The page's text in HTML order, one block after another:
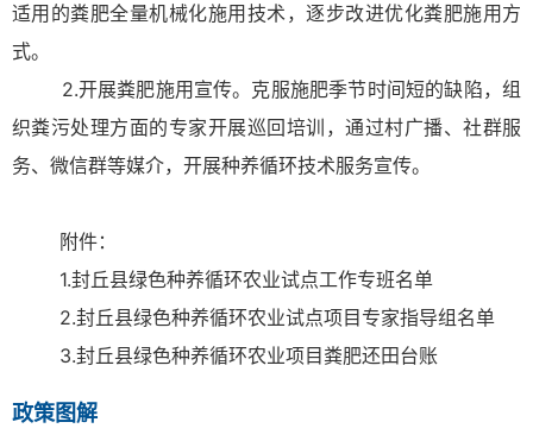
适用的粪肥全量机械化施用技术，逐步改进优化粪肥施用方
式。
2.开展粪肥施用宣传。克服施肥季节时间短的缺陷，组
织粪污处理方面的专家开展巡回培训，通过村广播、社群服
务、微信群等媒介，开展种养循环技术服务宣传。
附件：
1.封丘县绿色种养循环农业试点工作专班名单
2.封丘县绿色种养循环农业试点项目专家指导组名单
3.封丘县绿色种养循环农业项目粪肥还田台账
政策图解